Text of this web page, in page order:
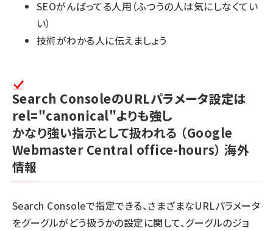
SEOがんばってる人用（ふつうの人は気にしなくてい
い）
技術がわかる人に伝えましょう
Search ConsoleのURLパラメータ設定は
rel="canonical"よりも強し
かなり強い指示として扱われる （Google
Webmaster Central office-hours）海外
情報
Search Consoleで指定できる、さまざまなURLパラメータ
をグーグルがどう扱うかの設定に関して、グーグルのジョ